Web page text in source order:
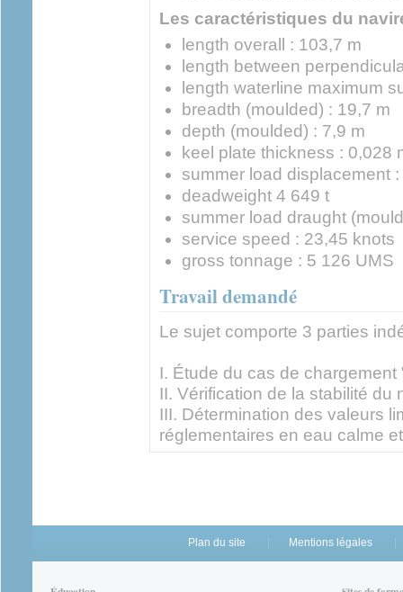
Les caractéristiques du
length overall : 103,7 m
length between
length waterline maximum
breadth (moulded) : 19,7 m
depth (moulded) : 7,9 m
keel plate thickness : 0,028
summer load displacement
deadweight 4 649 t
summer load draught
service speed : 23,45 knots
gross tonnage : 5 126 UMS
Travail demandé
Le sujet comporte 3 parties
I. Étude du cas de chargement
II. Vérification de la stabilité du
III. Détermination des valeurs
réglementaires en eau calme
Plan du site Mentions légales